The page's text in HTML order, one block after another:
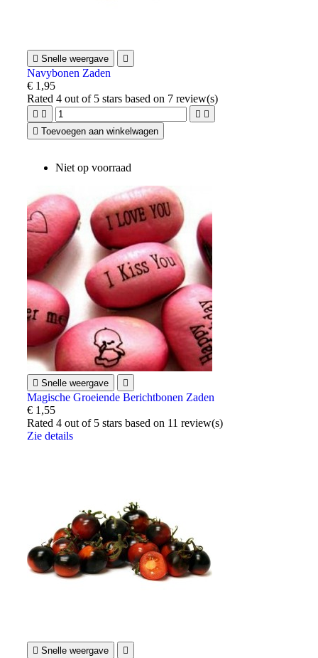
 Snelle weergave 
Navybonen Zaden
€ 1,95
Rated4 out of 5 stars based on 7 review(s)
   
 Toevoegen aan winkelwagen
Niet op voorraad
 Snelle weergave 
Magische Groeiende Berichtbonen Zaden
€ 1,55
Rated4 out of 5 stars based on 11 review(s)
Zie details
 Snelle weergave 